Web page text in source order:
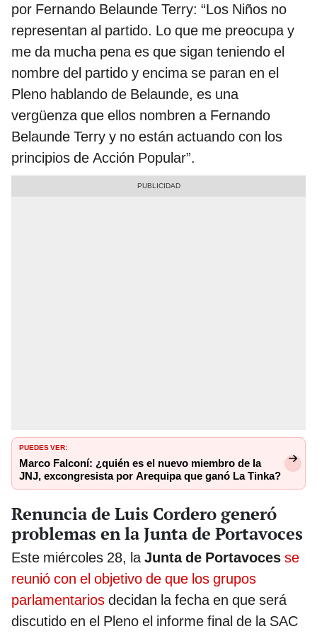
por Fernando Belaunde Terry: “Los Niños no
representan al partido. Lo que me preocupa y
me da mucha pena es que sigan teniendo el
nombre del partido y encima se paran en el
Pleno hablando de Belaunde, es una
vergüenza que ellos nombren a Fernando
Belaunde Terry y no están actuando con los
principios de Acción Popular”.
PUEDES VER:
Marco Falconí: ¿quién es el nuevo miembro de la
JNJ, excongresista por Arequipa que ganó La Tinka?
Renuncia de Luis Cordero generó
problemas en la Junta de Portavoces
Este miércoles 28, laJunta de Portavoces se
reunió con el objetivo de que los grupos
parlamentarios decidan la fecha en que será
discutido en el Pleno el informe final de la SAC